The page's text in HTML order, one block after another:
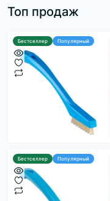
Топ продаж
Бестселлер Популярный
Бестселлер Популярный